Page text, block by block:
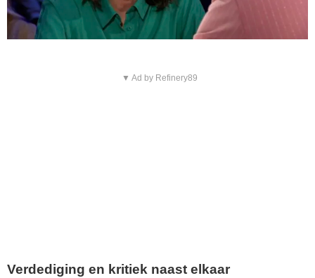
▼ Ad by Refinery89
Verdediging en kritiek naast elkaar